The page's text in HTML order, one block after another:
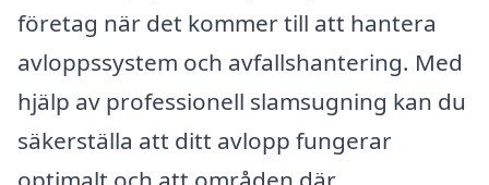
företag när det kommer till att hantera
avloppssystem och avfallshantering. Med
hjälp av professionell slamsugning kan du
säkerställa att ditt avlopp fungerar